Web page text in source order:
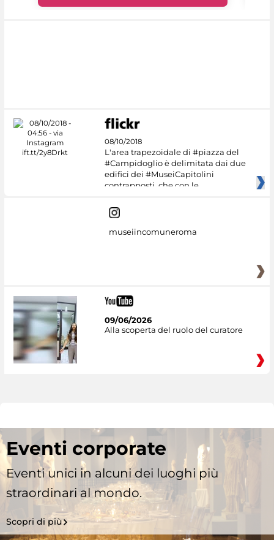
08/10/2018
L'area trapezoidale di #piazza del
#Campidoglio è delimitata dai due
edifici dei #MuseiCapitolini
contrapposti, che con le
museiincomuneroma
09/06/2026
Alla scoperta del ruolo del curatore
Eventi corporate
Eventi unici in alcuni dei luoghi più
straordinari al mondo.
Scopri di più